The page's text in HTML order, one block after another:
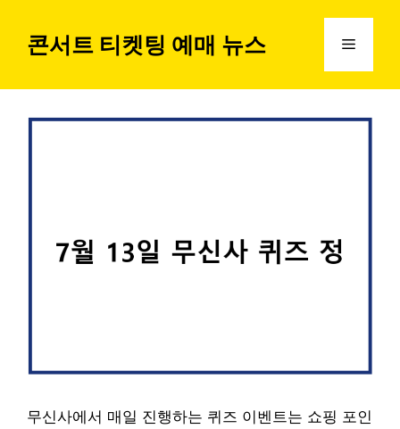
콘서트 티켓팅 예매 뉴스 메
무신사에서 매일 진행하는 퀴즈 이벤트는 쇼핑 포인